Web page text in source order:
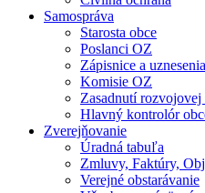
Samospráva
Starosta obce
Poslanci OZ
Zápisnice a uznesenia
Komisie OZ
Zasadnutí rozvojovej
Hlavný kontrolór
Zverejňovanie
Úradná tabuľa
Zmluvy, Faktúry,
Verejné obstarávanie